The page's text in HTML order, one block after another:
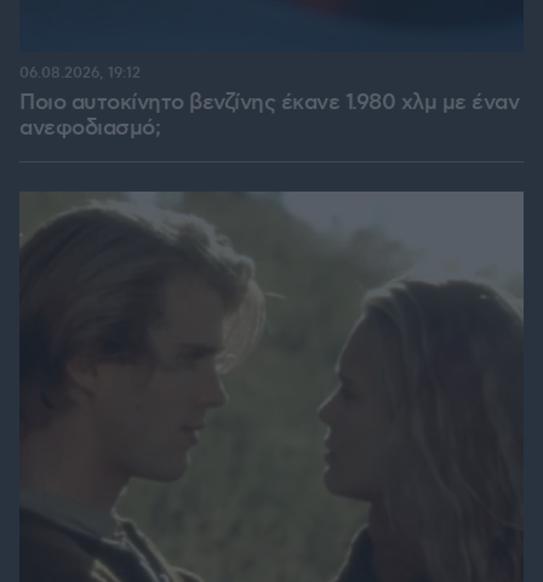
Ποιο αυτοκίνητο βενζίνης έκανε 1.980 χλμ με έναν
ανεφοδιασμό;
06.08.2026, 19:12